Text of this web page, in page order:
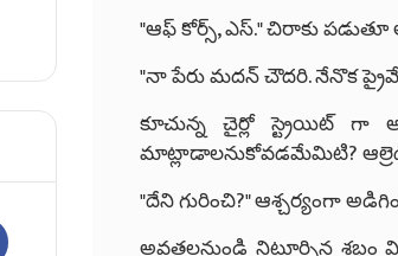
"ఆఫ్ కోర్స్, ఎస్." చిరాకు పడుతూ
"నా పేరు మదన్ చౌదరి. నేనొక
కూచున్న చైర్లో స్ట్రెయిట్
మాట్లాడాలనుకోవడమేమిటి? ఆల్రెడీ
"దేని గురించి?" ఆశ్చర్యంగా
అవతలనుండి నిట్టూర్చిన